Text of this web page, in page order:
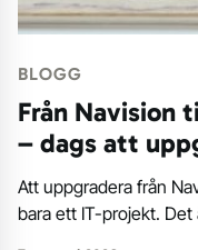
BLOGG
Från Navision
– dags att
Att uppgradera från
bara ett IT-projekt.